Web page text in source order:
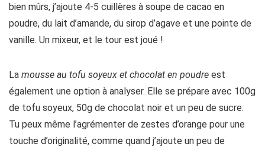
bien mûrs, j’ajoute 4-5 cuillères à soupe de cacao en
poudre, du lait d’amande, du sirop d’agave et une pointe de
vanille. Un mixeur, et le tour est joué !
La mousse au tofu soyeux et chocolat en poudre est
également une option à analyser. Elle se prépare avec 100g
de tofu soyeux, 50g de chocolat noir et un peu de sucre.
Tu peux même l’agrémenter de zestes d’orange pour une
touche d’originalité, comme quand j’ajoute un peu de